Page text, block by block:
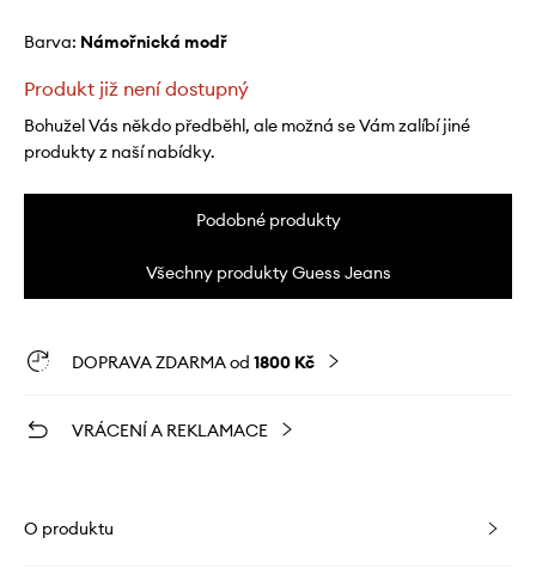
Barva: námořnická modř
Produkt již není dostupný
Bohužel Vás někdo předběhl, ale možná se Vám zalíbí jiné
produkty z naší nabídky.
Podobné produkty
Všechny produkty Guess Jeans
DOPRAVA ZDARMA od 1800 Kč
VRÁCENÍ A REKLAMACE
O produktu